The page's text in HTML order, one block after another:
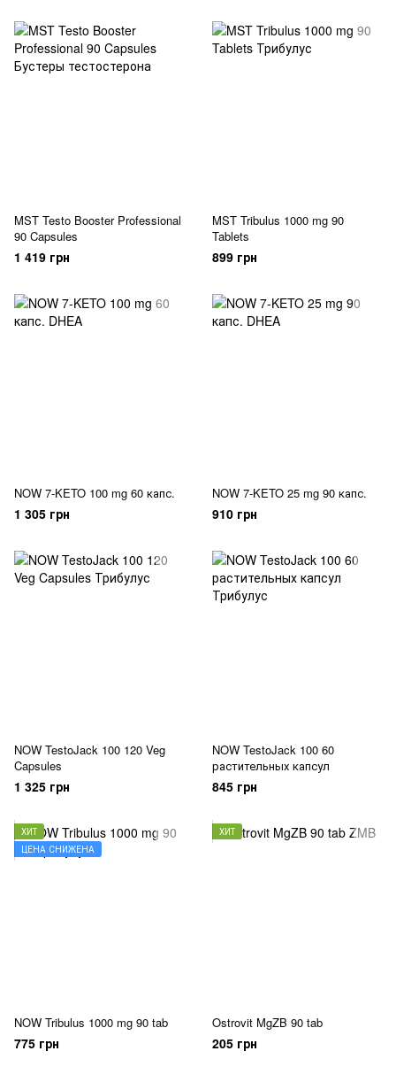
MST Testo Booster Professional
90 Capsules
1 419 грн
MST Tribulus 1000 mg 90
Tablets
899 грн
NOW 7-KETO 100 mg 60 капс.
1 305 грн
NOW 7-KETO 25 mg 90 капс.
910 грн
NOW TestoJack 100 120 Veg
Capsules
1 325 грн
NOW TestoJack 100 60
растительных капсул
845 грн
ХИТ
ЦЕНА СНИЖЕНА
NOW Tribulus 1000 mg 90 tab
775 грн
ХИТ
Ostrovit MgZB 90 tab
205 грн